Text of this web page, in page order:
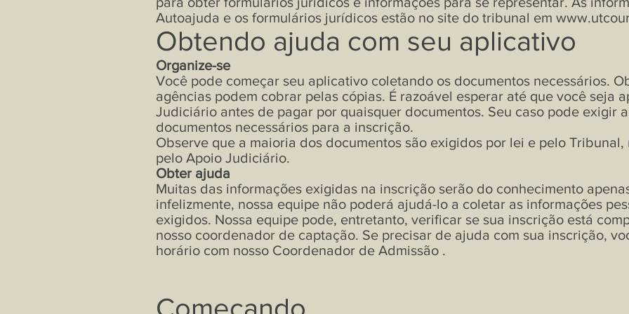
Autoajuda e os formulários jurídicos estão no site do tribunal em
Obtendo ajuda com seu aplicativo
Organize-se
Você pode começar seu aplicativo coletando os documentos necessários.
agências podem cobrar pelas cópias. É razoável esperar até que você seja
Judiciário antes de pagar por quaisquer documentos. Seu caso pode exigir
documentos necessários para a inscrição.
Observe que a maioria dos documentos são exigidos por lei e pelo
pelo Apoio Judiciário.
Obter ajuda
Muitas das informações exigidas na inscrição serão do conhecimento
infelizmente, nossa equipe não poderá ajudá-lo a coletar as informações
exigidos. Nossa equipe pode, entretanto, verificar se sua inscrição está
nosso coordenador de captação. Se precisar de ajuda com sua inscrição,
horário com nosso Coordenador de Admissão .
Começando